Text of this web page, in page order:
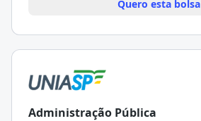
Quero esta bolsa
Administração Pública